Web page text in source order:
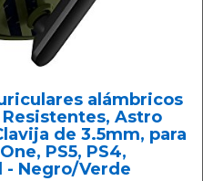
alámbricos
Astro
de 3.5mm, para
PS5, PS4,
- Negro/Verde